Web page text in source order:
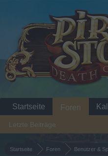
Startseite Foren Benutzer &
Startseite Foren
Letzte Beiträge